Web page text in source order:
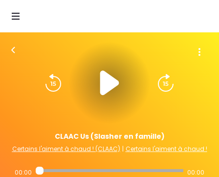
CLAAC Us (Slasher en famille)
Certains l'aiment à chaud ! (CLAAC) | Certains l'aiment à chaud !
00:00 00:00